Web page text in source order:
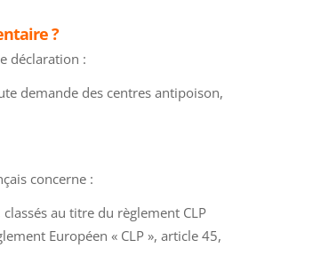
?
déclaration :
demande des centres antipoison,
concerne :
au titre du règlement CLP
Européen « CLP », article 45,